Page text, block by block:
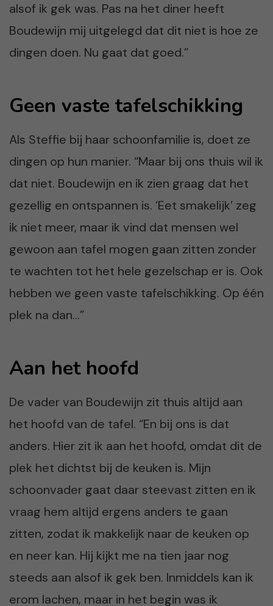
alsof ik gek was. Pas na het diner heeft
Boudewijn mij uitgelegd dat dit niet is hoe ze
dingen doen. Nu gaat dat goed.”
Geen vaste tafelschikking
Als Steffie bij haar schoonfamilie is, doet ze
dingen op hun manier. “Maar bij ons thuis wil ik
dat niet. Boudewijn en ik zien graag dat het
gezellig en ontspannen is. ‘Eet smakelijk’ zeg
ik niet meer, maar ik vind dat mensen wel
gewoon aan tafel mogen gaan zitten zonder
te wachten tot het hele gezelschap er is. Ook
hebben we geen vaste tafelschikking. Op één
plek na dan…”
Aan het hoofd
De vader van Boudewijn zit thuis altijd aan
het hoofd van de tafel. “En bij ons is dat
anders. Hier zit ik aan het hoofd, omdat dit de
plek het dichtst bij de keuken is. Mijn
schoonvader gaat daar steevast zitten en ik
vraag hem altijd ergens anders te gaan
zitten, zodat ik makkelijk naar de keuken op
en neer kan. Hij kijkt me na tien jaar nog
steeds aan alsof ik gek ben. Inmiddels kan ik
erom lachen, maar in het begin was ik